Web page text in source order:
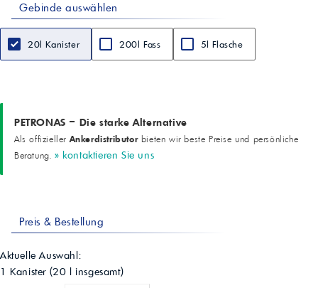
135 (ASTM D2270)
Flammpunkt COC
>210 °C (ASTM D92)
Gesamtbasenzahl (TBN)
11,5 mgKOH/g (ASTM D2896)
Pourpoint
-33 °C (ASTM D97)
Hell und klar
Kompatibilität
Vollständig abwärtskompatibel mit früheren E7-16-Klassifizierungen
Gebinde auswählen
20l Kanister 200l Fass 5l Flasche
PETRONAS – Die starke Alternative
Als offiziellerAnkerdistributorbieten wir beste Preise und persönliche
Beratung. » kontaktieren Sie uns
Preis & Bestellung
Aktuelle Auswahl:
1 Kanister (20 l insgesamt)